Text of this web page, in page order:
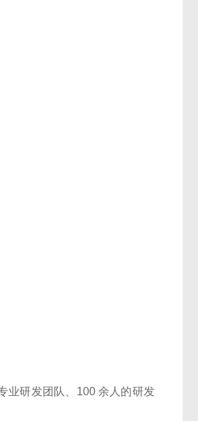
业研发团队、100 余人的研发